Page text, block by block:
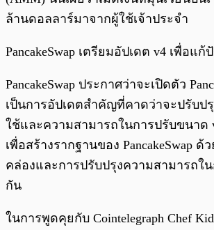
ล้านดอลลาร์มาจากผู้ใช้เจ้าประจำ
PancakeSwap เตรียมอัปเดต v4 เพื่อแ
PancakeSwap ประกาศว่าจะเปิดตัว
เป็นการอัปเดตสำคัญที่คาดว่าจะปรับป
ใช้และความสามารถในการปรับขนาด
เพื่อสร้างรากฐานของ PancakeSwap
คล่องและการปรับปรุงความสามารถใ
กัน
ในการพูดคุยกับ Cointelegraph Chef